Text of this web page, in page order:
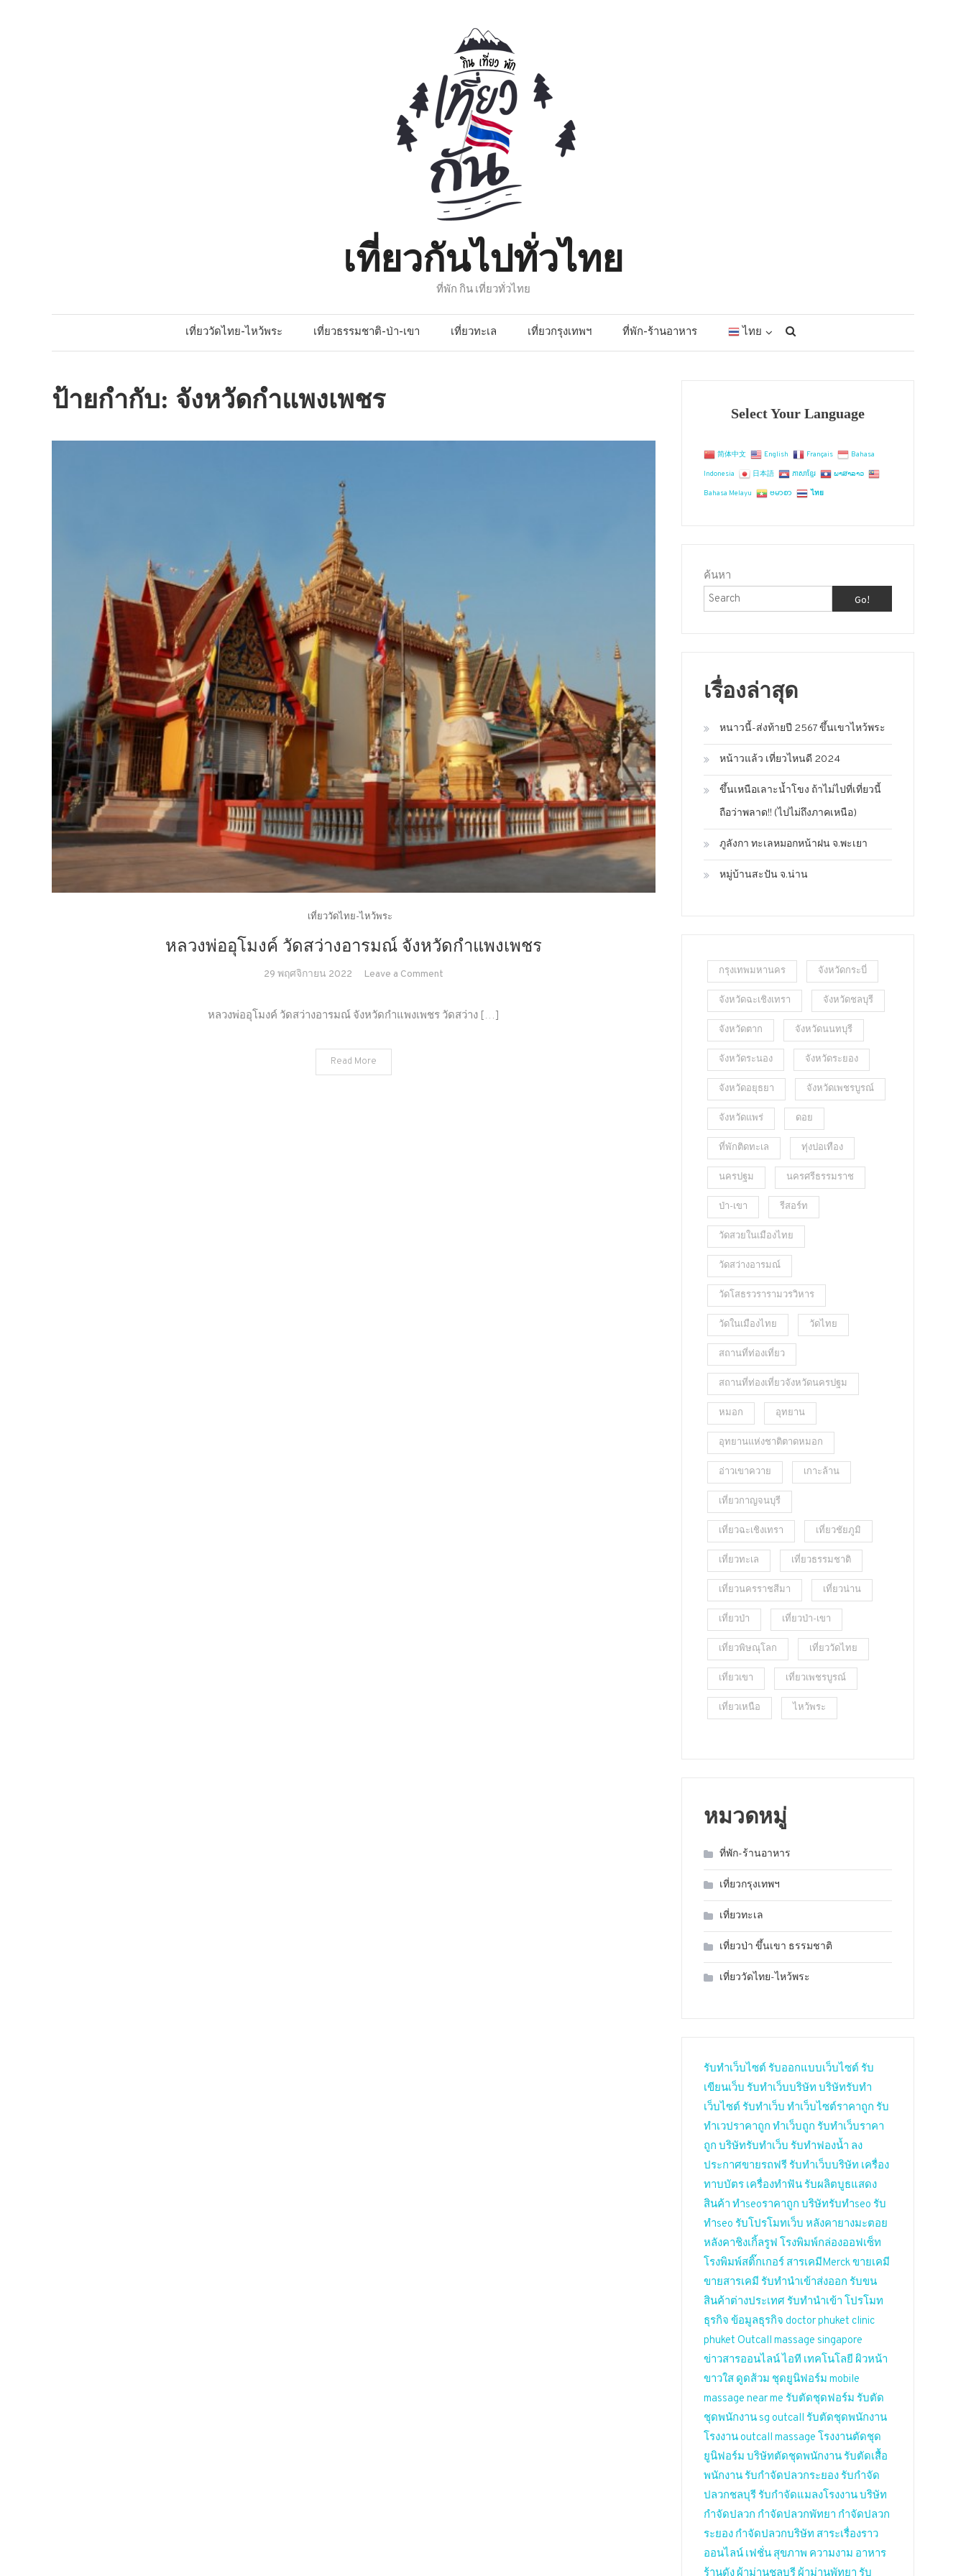
เที่ยวกันไปทั่วไทย
ที่พัก กิน เที่ยวทั่วไทย
เที่ยววัดไทย-ไหว้พระ เที่ยวธรรมชาติ-ป่า-เขา เที่ยวทะเล เที่ยวกรุงเทพฯ ที่พัก-ร้านอาหาร ไทย
ป้ายกำกับ: จังหวัดกำแพงเพชร
เที่ยววัดไทย-ไหว้พระ
หลวงพ่ออุโมงค์ วัดสว่างอารมณ์ จังหวัดกำแพงเพชร
29 พฤศจิกายน 2022 Leave a Comment
พ่อ
หลวงพ่ออุโมงค์ วัดสว่างอารมณ์ จังหวัดกำแพงเพชร วัดสว่าง […]
Read More
Select Your Language
简体中文 English Français Bahasa
Indonesia 日本語 ភាសាខ្មែរ ພາສາລາວ
Bahasa Melayu ဗမာစာ ไทย
ค้นหา
Go!
เรื่องล่าสุด
หนาวนี้-ส่งท้ายปี 2567 ขึ้นเขาไหว้พระ
หน้าวแล้ว เที่ยวไหนดี 2024
ขึ้นเหนือเลาะน้ำโขง ถ้าไม่ไปที่เที่ยวนี้
ถือว่าพลาด!! (ไปไม่ถึงภาคเหนือ)
ภูลังกา ทะเลหมอกหน้าฝน จ.พะเยา
หมู่บ้านสะปัน จ.น่าน
กรุงเทพมหานคร จังหวัดกระบี่
จังหวัดฉะเชิงเทรา จังหวัดชลบุรี
จังหวัดตาก จังหวัดนนทบุรี
จังหวัดระนอง จังหวัดระยอง
จังหวัดอยุธยา จังหวัดเพชรบูรณ์
จังหวัดแพร่ ดอย
ที่พักติดทะเล ทุ่งปอเทือง
นครปฐม นครศรีธรรมราช
ป่า-เขา รีสอร์ท
วัดสวยในเมืองไทย
วัดสว่างอารมณ์
วัดโสธรวรารามวรวิหาร
วัดในเมืองไทย วัดไทย
สถานที่ท่องเที่ยว
สถานที่ท่องเที่ยวจังหวัดนครปฐม
หมอก อุทยาน
อุทยานแห่งชาติตาดหมอก
อ่าวเขาควาย เกาะล้าน
เที่ยวกาญจนบุรี
เที่ยวฉะเชิงเทรา เที่ยวชัยภูมิ
เที่ยวทะเล เที่ยวธรรมชาติ
เที่ยวนครราชสีมา เที่ยวน่าน
เที่ยวป่า เที่ยวป่า-เขา
เที่ยวพิษณุโลก เที่ยววัดไทย
เที่ยวเขา เที่ยวเพชรบูรณ์
เที่ยวเหนือ ไหว้พระ
หมวดหมู่
ที่พัก-ร้านอาหาร
เที่ยวกรุงเทพฯ
เที่ยวทะเล
เที่ยวป่า ขึ้นเขา ธรรมชาติ
เที่ยววัดไทย-ไหว้พระ
รับทำเว็บไซต์ รับออกแบบเว็บไซต์ รับ
เขียนเว็บ รับทำเว็บบริษัท บริษัทรับทำ
เว็บไซต์ รับทำเว็บ ทำเว็บไซต์ราคาถูก รับ
ทำเวปราคาถูก ทำเว็บถูก รับทำเว็บราคา
ถูก บริษัทรับทำเว็บ รับทำฟองน้ำ ลง
ประกาศขายรถฟรี รับทำเว็บบริษัท เครื่อง
ทาบบัตร เครื่องทำฟัน รับผลิตบูธแสดง
สินค้า ทำseoราคาถูก บริษัทรับทำseo รับ
ทำseo รับโปรโมทเว็บ หลังคายางมะตอย
หลังคาชิงเกิ้ลรูฟ โรงพิมพ์กล่องออฟเซ็ท
โรงพิมพ์สติ๊กเกอร์ สารเคมีMerckขายเคมี
ขายสารเคมี รับทำนำเข้าส่งออก รับขน
สินค้าต่างประเทศ รับทำนำเข้า โปรโมท
ธุรกิจ ข้อมูลธุรกิจ doctor phuket clinic
phuket Outcall massage singapore
ข่าวสารออนไลน์ไอที เทคโนโลยี ผิวหน้า
ขาวใส ดูดส้วม ชุดยูนิฟอร์ม mobile
massage near me รับตัดชุดฟอร์ม รับตัด
ชุดพนักงาน sg outcall รับตัดชุดพนักงาน
โรงงาน outcall massage โรงงานตัดชุด
ยูนิฟอร์ม บริษัทตัดชุดพนักงาน รับตัดเสื้อ
พนักงาน รับกำจัดปลวกระยอง รับกำจัด
ปลวกชลบุรี รับกำจัดแมลงโรงงานบริษัท
กำจัดปลวก กำจัดปลวกพัทยา กำจัดปลวก
ระยอง กำจัดปลวกบริษัท สาระเรื่องราว
ออนไลน์ เฟชั่น สุขภาพ ความงาม อาหาร